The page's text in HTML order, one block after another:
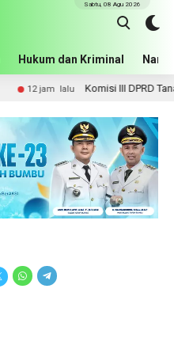
Hukum dan Kriminal
Sabtu, 08 Agu 2026
12 jam lalu Komisi III DPRD